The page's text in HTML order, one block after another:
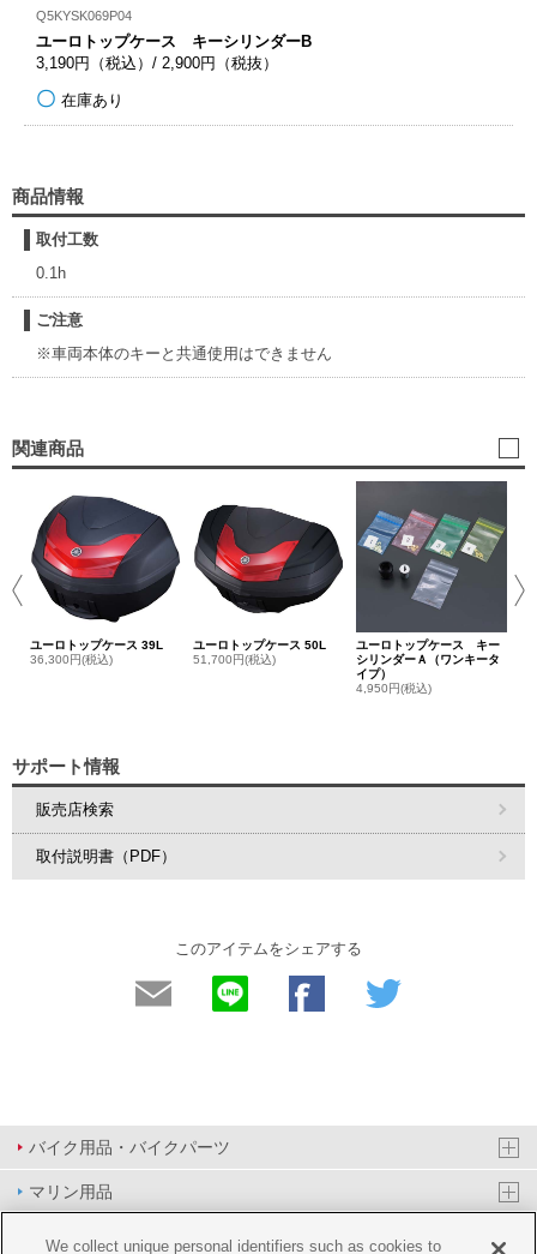
Q5KYSK069P04
ユーロトップケース キーシリンダーB
3,190円（税込）/ 2,900円（税抜）
在庫あり
商品情報
取付工数
0.1h
ご注意
※車両本体のキーと共通使用はできません
関連商品
ユーロトップケース 39L
36,300円(税込)
ユーロトップケース 50L
51,700円(税込)
ユーロトップケース キー
シリンダーＡ（ワンキータ
イプ）
4,950円(税込)
サポート情報
販売店検索
取付説明書（PDF）
このアイテムをシェアする
バイク用品・バイクパーツ
マリン用品
PAS/YPJ用品
We collect unique personal identifiers such as cookies to